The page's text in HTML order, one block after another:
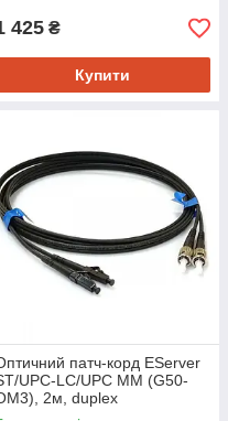
425 ₴
Купити
патч-корд EServer
UPC-LC/UPC MM (G50-
2м, duplex